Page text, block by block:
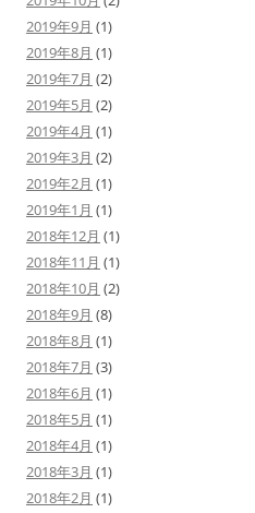
2019年9月 (1)
2019年8月 (1)
2019年7月 (2)
2019年5月 (2)
2019年4月 (1)
2019年3月 (2)
2019年2月 (1)
2019年1月 (1)
2018年12月 (1)
2018年11月 (1)
2018年10月 (2)
2018年9月 (8)
2018年8月 (1)
2018年7月 (3)
2018年6月 (1)
2018年5月 (1)
2018年4月 (1)
2018年3月 (1)
2018年2月 (1)